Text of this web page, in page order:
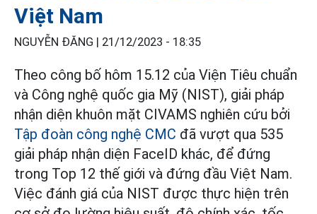
Việt Nam
NGUYỄN ĐĂNG | 21/12/2023 - 18:35
Theo công bố hôm 15.12 của Viện Tiêu chuẩn
và Công nghệ quốc gia Mỹ (NIST), giải pháp
nhận diện khuôn mặt CIVAMS nghiên cứu bởi
Tập đoàn công nghệ CMC đã vượt qua 535
giải pháp nhận diện FaceID khác, để đứng
trong Top 12 thế giới và đứng đầu Việt Nam.
Việc đánh giá của NIST được thực hiện trên